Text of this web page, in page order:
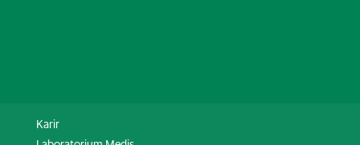
Karir